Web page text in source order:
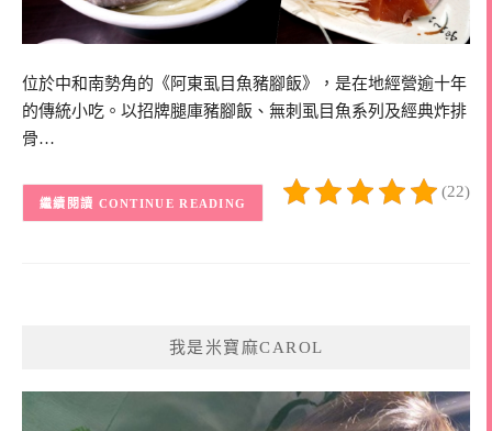
位於中和南勢角的《阿東虱目魚豬腳飯》，是在地經營逾十年
的傳統小吃。以招牌腿庫豬腳飯、無刺虱目魚系列及經典炸排
骨…
(22)
CONTINUE READING
我是米寶麻CAROL